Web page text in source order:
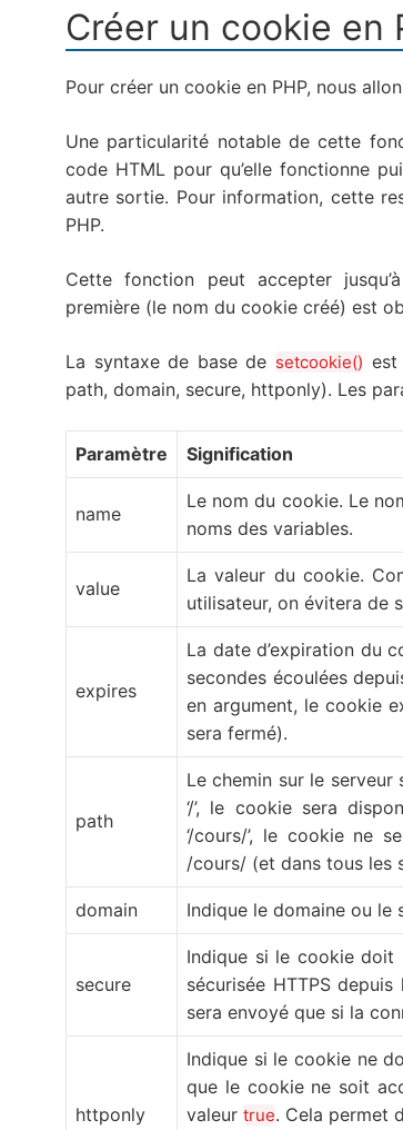
Créer un cookie en
Pour créer un cookie en PHP, nous
Une particularité notable de cette
code HTML pour qu’elle fonctionne
autre sortie. Pour information, cette
PHP.
Cette fonction peut accepter
première (le nom du cookie créé) est
La syntaxe de base de setcookie() est
path, domain, secure, httponly). Les
Paramètre Signification
name
Le nom du cookie. Le
noms des variables.
value
La valeur du cookie.
utilisateur, on évitera de
expires
La date d’expiration du
secondes écoulées
en argument, le cookie
sera fermé).
path
Le chemin sur le
‘/’, le cookie sera
‘/cours/’, le cookie ne
/cours/ (et dans tous les
domain Indique le domaine ou le
secure
Indique si le cookie doit
sécurisée HTTPS
sera envoyé que si la
httponly
Indique si le cookie ne
que le cookie ne soit
valeur true. Cela permet